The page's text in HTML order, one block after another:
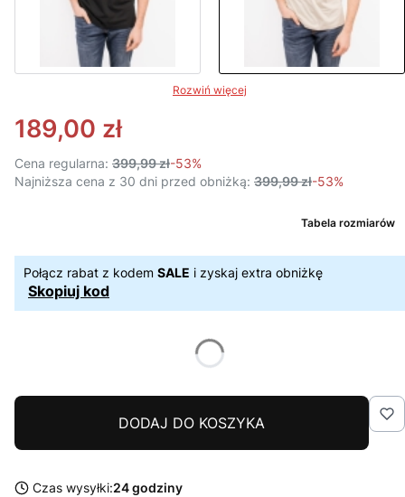
Rozwiń więcej
189,00 zł
Cena regularna: 399,99 zł-53%
Najniższa cena z 30 dni przed obniżką: 399,99 zł-53%
Tabela rozmiarów
Połącz rabat z kodem SALE i zyskaj extra obniżkę
Skopiuj kod
DODAJ DO KOSZYKA
Czas wysyłki:24 godziny